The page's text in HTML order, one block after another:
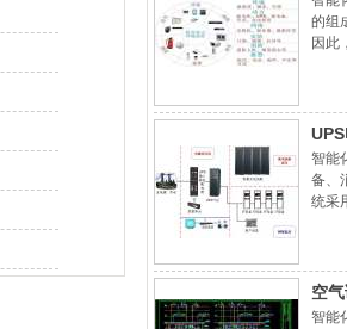
的组
因此
智能
备、
统采
空
智能